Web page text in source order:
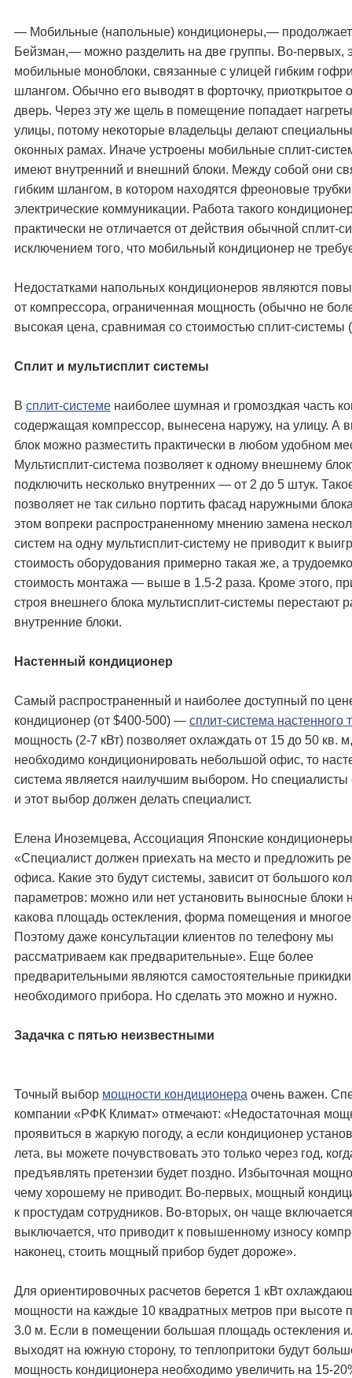
— Мобильные (напольные) кондиционеры,—
Бейзман,— можно разделить на две группы. Во-первых,
мобильные моноблоки, связанные с улицей гибким
шлангом. Обычно его выводят в форточку, приоткрытое
дверь. Через эту же щель в помещение попадает
улицы, потому некоторые владельцы делают
оконных рамах. Иначе устроены мобильные сплит-
имеют внутренний и внешний блоки. Между собой они
гибким шлангом, в котором находятся фреоновые
электрические коммуникации. Работа такого
практически не отличается от действия обычной сплит-
исключением того, что мобильный кондиционер не
Недостатками напольных кондиционеров являются
от компрессора, ограниченная мощность (обычно не
высокая цена, сравнимая со стоимостью сплит-системы
Сплит и мультисплит системы
В сплит-системе наиболее шумная и громоздкая часть
содержащая компрессор, вынесена наружу, на улицу. А
блок можно разместить практически в любом удобном
Мультисплит-система позволяет к одному внешнему
подключить несколько внутренних — от 2 до 5 штук.
позволяет не так сильно портить фасад наружными
этом вопреки распространенному мнению замена
систем на одну мультисплит-систему не приводит к
стоимость оборудования примерно такая же, а
стоимость монтажа — выше в 1.5-2 раза. Кроме этого,
строя внешнего блока мультисплит-системы перестают
внутренние блоки.
Настенный кондиционер
Самый распространенный и наиболее доступный по
кондиционер (от $400-500) — сплит-система настенного
мощность (2-7 кВт) позволяет охлаждать от 15 до 50 кв.
необходимо кондиционировать небольшой офис, то
система является наилучшим выбором. Но специалисты
и этот выбор должен делать специалист.
Елена Иноземцева, Ассоциация Японские
«Специалист должен приехать на место и предложить
офиса. Какие это будут системы, зависит от большого
параметров: можно или нет установить выносные блоки
какова площадь остекления, форма помещения и многое
Поэтому даже консультации клиентов по телефону мы
рассматриваем как предварительные». Еще более
предварительными являются самостоятельные
необходимого прибора. Но сделать это можно и нужно.
Задачка с пятью неизвестными
Точный выбор мощности кондиционера очень важен.
компании «РФК Климат» отмечают: «Недостаточная
проявиться в жаркую погоду, а если кондиционер
лета, вы можете почувствовать это только через год,
предъявлять претензии будет поздно. Избыточная
чему хорошему не приводит. Во-первых, мощный
к простудам сотрудников. Во-вторых, он чаще
выключается, что приводит к повышенному износу
наконец, стоить мощный прибор будет дороже».
Для ориентировочных расчетов берется 1 кВт
мощности на каждые 10 квадратных метров при высоте
3.0 м. Если в помещении большая площадь остекления
выходят на южную сторону, то теплопритоки будут
мощность кондиционера необходимо увеличить на 15-